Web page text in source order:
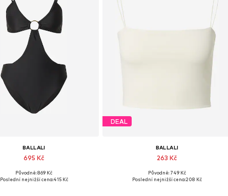
BALLALI
695 Kč
Dostupné velikosti: S
Původně: 869 Kč
Poslední nejnižší cena:415 Kč
DEAL
BALLALI
263 Kč
Dostupné velikosti: L, XL, XXL
Původně: 749 Kč
Poslední nejnižší cena:208 Kč